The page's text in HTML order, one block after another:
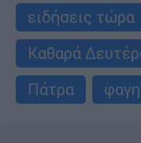
ειδήσεις τώρα
Καθαρά
Πάτρα